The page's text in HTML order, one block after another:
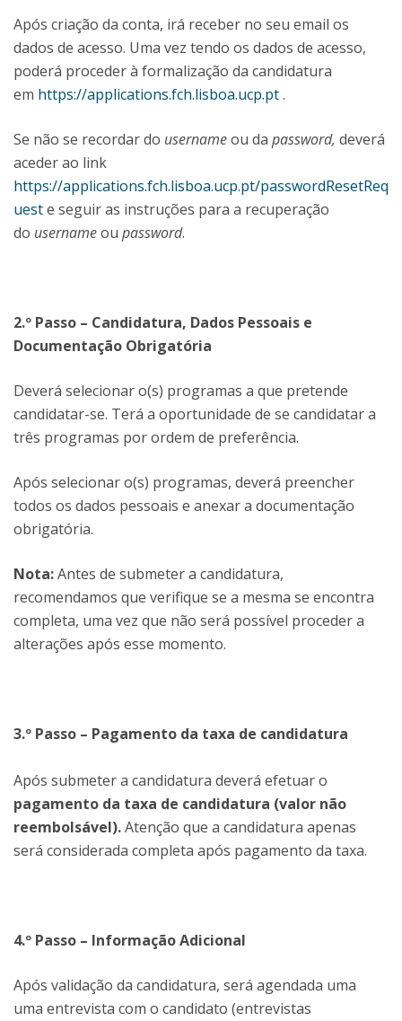
Após criação da conta, irá receber no seu email os
dados de acesso. Uma vez tendo os dados de acesso,
poderá proceder à formalização da candidatura
em https://applications.fch.lisboa.ucp.pt.
Se não se recordar do usernameou da password, deverá
aceder ao link
https://applications.fch.lisboa.ucp.pt/passwordResetReq
ueste seguir as instruções para a recuperação
do usernameou password.
2.º Passo – Candidatura, Dados Pessoais e
Documentação Obrigatória
Deverá selecionar o(s) programas a que pretende
candidatar-se. Terá a oportunidade de se candidatar a
três programas por ordem de preferência.
Após selecionar o(s) programas, deverá preencher
todos os dados pessoais e anexar a documentação
obrigatória.
Nota:Antes de submeter a candidatura,
recomendamos que verifique se a mesma se encontra
completa, uma vez que não será possível proceder a
alterações após esse momento.
3.º Passo – Pagamento da taxa de candidatura
Após submeter a candidatura deverá efetuar o
pagamento da taxa de candidatura (valor não
reembolsável).Atenção que a candidatura apenas
será considerada completa após pagamento da taxa.
4.º Passo – Informação Adicional
Após validação da candidatura, será agendada uma
uma entrevista com o candidato (entrevistas